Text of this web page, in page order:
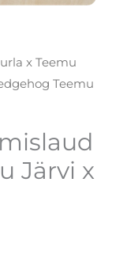
x Teemu
Teemu
Järvi x